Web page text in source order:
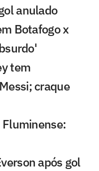
anulado
Botafogo x
tem
craque
após gol